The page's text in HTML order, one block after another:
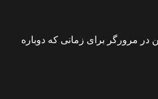
در مرورگر برای زمانی که دوباره